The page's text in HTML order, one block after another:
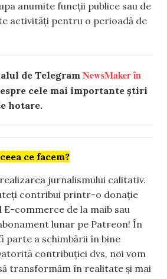
anumite funcții publice sau de
activități pentru o perioadă de
de Telegram NewsMaker în
cele mai importante știri
hotare.
ce facem?
jurnalismului calitativ.
contribui printr-o donație
commerce de la maib sau
lunar pe Patreon! În
parte a schimbării în bine
contribuției dvs, noi vom
transformăm în realitate și mai